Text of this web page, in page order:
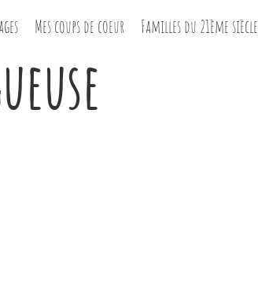
Mes coups de coeur Familles du 21ème siècle